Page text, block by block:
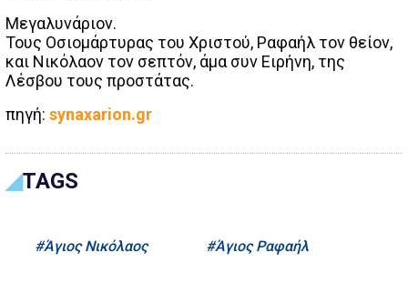
Μεγαλυνάριον.
Τους Οσιομάρτυρας του Χριστού, Ραφαήλ τον θείον,
και Νικόλαον τον σεπτόν, άμα συν Ειρήνη, της
Λέσβου τους προστάτας.
πηγή: synaxarion.gr
TAGS
Άγιος Νικόλαος Άγιος Ραφαήλ